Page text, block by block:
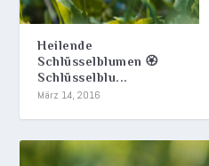
Heilende
Schlüsselblumen 🏵️
Schlüsselblu...
März 14, 2016